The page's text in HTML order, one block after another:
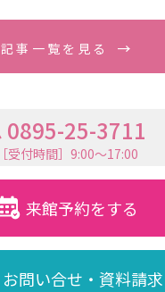
記事一覧を見る
0895-25-3711
［受付時間］9:00〜17:00
来館予約をする
お問い合せ・資料請求